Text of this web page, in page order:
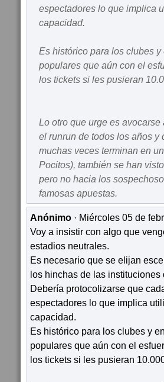
espectadores lo que implica
capacidad.
Es histórico para los clubes
populares que aún con el
los tickets si les pusieran
Lo otro que urge es
el runrun de todos los años
muchas veces terminan en
Pocitos), también se han
pero no hacia los
famosas apuestas.
Anónimo · Miércoles 05 de
Voy a insistir con algo que
estadios neutrales.
Es necesario que se elijan
los hinchas de las instituciones
Debería protocolizarse que
espectadores lo que implica
capacidad.
Es histórico para los clubes y
populares que aún con el
los tickets si les pusieran